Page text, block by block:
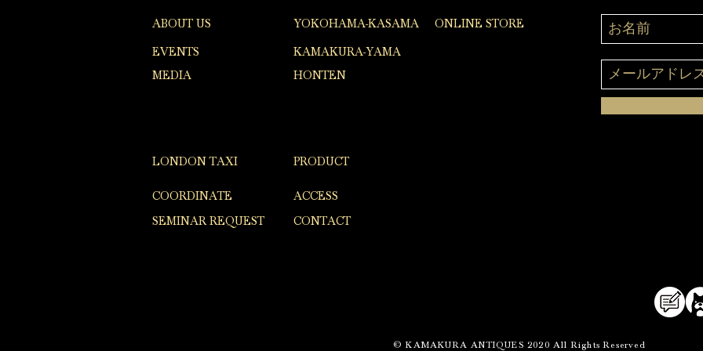
ABOUT US
EVENTS
MEDIA
YOKOHAMA-KASAMA ONLINE STORE
KAMAKURA-YAMA
HONTEN
LONDON TAXI
COORDINATE
SEMINAR REQUEST
PRODUCT
ACCESS
CONTACT
© KAMAKURA ANTIQUES 2020 All Rights Reserved